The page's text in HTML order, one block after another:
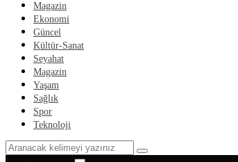
Magazin
Ekonomi
Güncel
Kültür-Sanat
Seyahat
Magazin
Yaşam
Sağlık
Spor
Teknoloji